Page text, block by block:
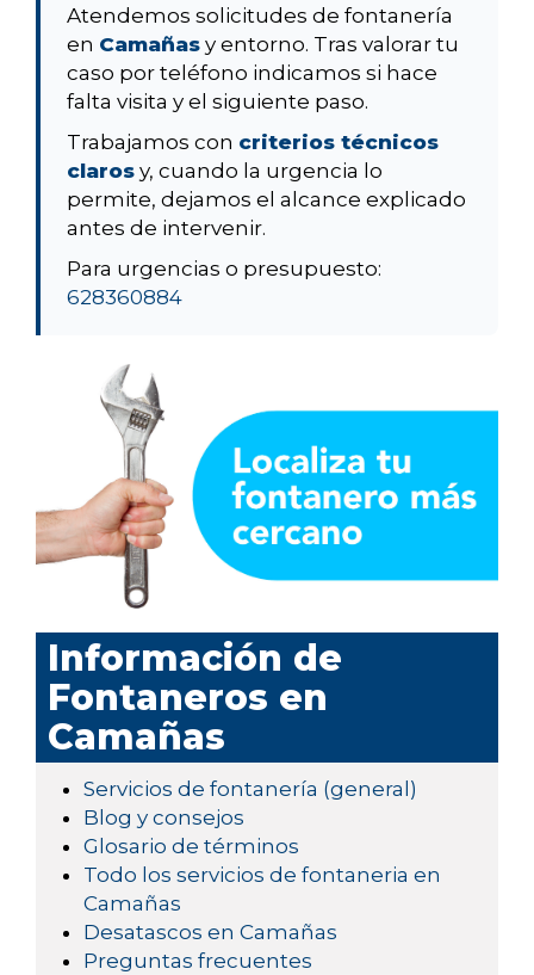
Atendemos solicitudes de fontanería
en Camañas y entorno. Tras valorar tu
caso por teléfono indicamos si hace
falta visita y el siguiente paso.
Trabajamos con criterios técnicos
claros y, cuando la urgencia lo
permite, dejamos el alcance explicado
antes de intervenir.
Para urgencias o presupuesto:
628360884
Información de
Fontaneros en
Camañas
Servicios de fontanería (general)
Blog y consejos
Glosario de términos
Todo los servicios de fontaneria en
Camañas
Desatascos en Camañas
Preguntas frecuentes